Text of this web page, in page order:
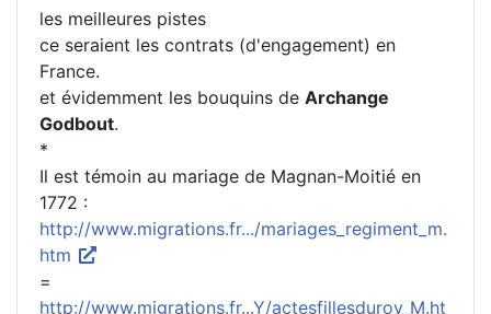
les meilleures pistes
ce seraient les contrats (d'engagement) en
France.
et évidemment les bouquins de Archange
Godbout.
*
Il est témoin au mariage de Magnan-Moitié en
1772 :
http://www.migrations.fr.../mariages_regiment_m.
htm
=
http://www.migrations.fr...Y/actesfillesduroy_M.ht